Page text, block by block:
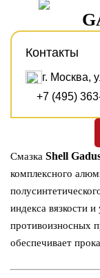
Контакты
г. Москва,
+7 (495)
Смазка Shell
комплексного
индекса вязкости
противоизносных
обеспечивает